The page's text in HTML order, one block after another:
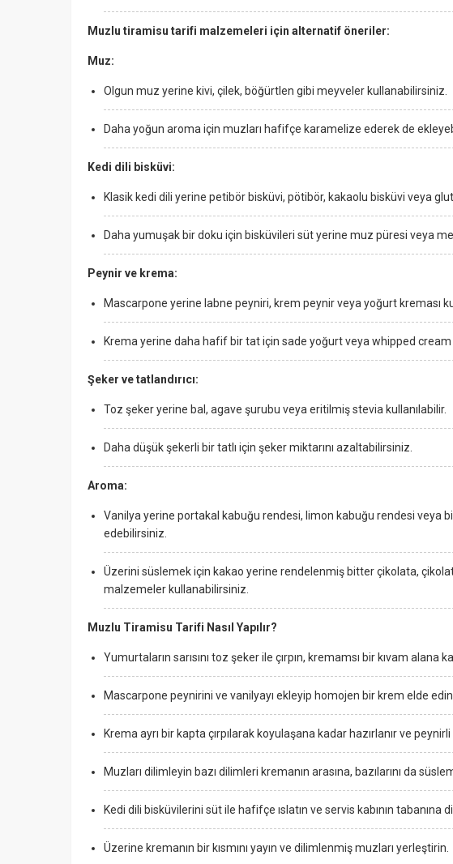
Muzlu tiramisu tarifi malzemeleri için alternatif öneriler:
Muz:
Olgun muz yerine kivi, çilek, böğürtlen gibi meyveler kullanabilirsiniz.
Daha yoğun aroma için muzları hafifçe karamelize ederek de
Kedi dili bisküvi:
Klasik kedi dili yerine petibör bisküvi, pötibör, kakaolu bisküvi veya
Daha yumuşak bir doku için bisküvileri süt yerine muz püresi veya
Peynir ve krema:
Mascarpone yerine labne peyniri, krem peynir veya yoğurt kreması
Krema yerine daha hafif bir tat için sade yoğurt veya whipped cream
Şeker ve tatlandırıcı:
Toz şeker yerine bal, agave şurubu veya eritilmiş stevia kullanılabilir.
Daha düşük şekerli bir tatlı için şeker miktarını azaltabilirsiniz.
Aroma:
Vanilya yerine portakal kabuğu rendesi, limon kabuğu rendesi veya
edebilirsiniz.
Üzerini süslemek için kakao yerine rendelenmiş bitter çikolata,
malzemeler kullanabilirsiniz.
Muzlu Tiramisu Tarifi Nasıl Yapılır?
Yumurtaların sarısını toz şeker ile çırpın, kremamsı bir kıvam alana
Mascarpone peynirini ve vanilyayı ekleyip homojen bir krem elde edin.
Krema ayrı bir kapta çırpılarak koyulaşana kadar hazırlanır ve peynirli
Muzları dilimleyin bazı dilimleri kremanın arasına, bazılarını da
Kedi dili bisküvilerini süt ile hafifçe ıslatın ve servis kabının tabanına
Üzerine kremanın bir kısmını yayın ve dilimlenmiş muzları yerleştirin.